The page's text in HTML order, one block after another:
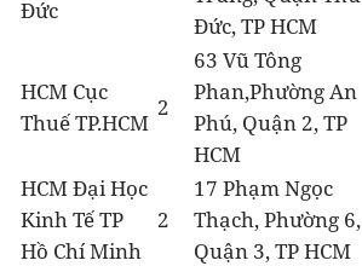
Đức
Đức, TP HCM
HCM Cục
Thuế TP.HCM
2
63 Vũ Tông
Phan,Phường An
Phú, Quận 2, TP
HCM
HCM Đại Học
Kinh Tế TP
Hồ Chí Minh
2
17 Phạm Ngọc
Thạch, Phường 6,
Quận 3, TP HCM